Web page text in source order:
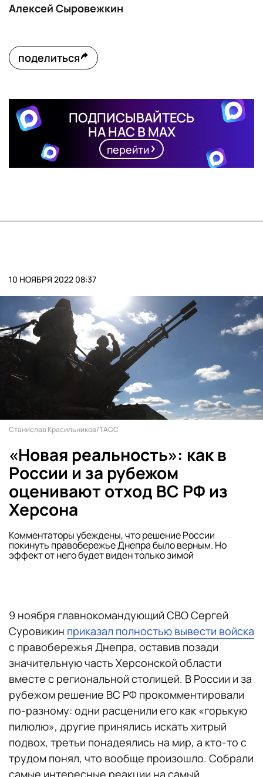
Алексей Сыровежкин
поделиться
ПОДПИСЫВАЙТЕСЬ
НА НАС В MAX
перейти
10 НОЯБРЯ 2022 08:37
Станислав Красильников/ТАСС
«Новая реальность»: как в
России и за рубежом
оценивают отход ВС РФ из
Херсона
Комментаторы убеждены, что решение России
покинуть правобережье Днепра было верным. Но
эффект от него будет виден только зимой
9 ноября главнокомандующий СВО Сергей
Суровикин приказал полностью вывести войска
с правобережья Днепра, оставив позади
значительную часть Херсонской области
вместе с региональной столицей. В России и за
рубежом решение ВС РФ прокомментировали
по-разному: одни расценили его как «горькую
пилюлю», другие принялись искать хитрый
подвох, третьи понадеялись на мир, а кто-то с
трудом понял, что вообще произошло. Собрали
самые интересные реакции на самый